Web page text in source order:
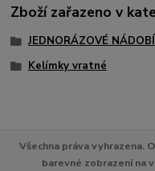
Zboží zařazeno v
JEDNORÁZOVÉ NÁDOBÍ
Kelímky vratné
Všechna práva vyhrazena.
barevné zobrazení na